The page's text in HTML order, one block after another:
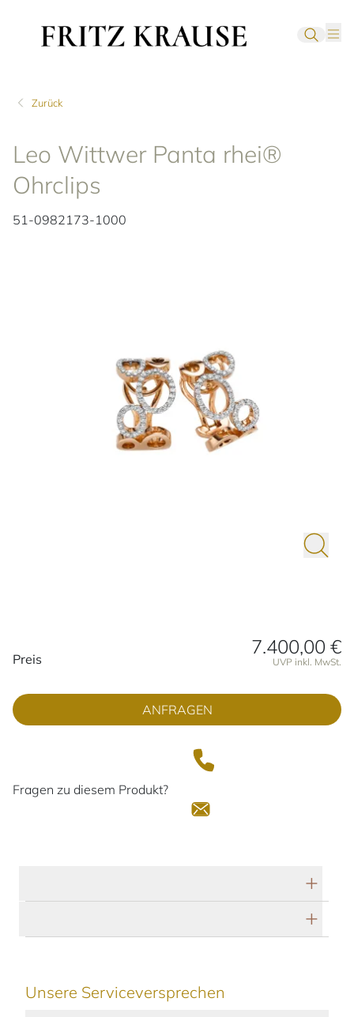
Zurück
Leo Wittwer Panta rhei®
Ohrclips
51-0982173-1000
Preisinformationen
Preis
7.400,00 €
UVP inkl. MwSt.
ANFRAGEN
Fragen zu diesem Produkt?
Unsere Serviceversprechen